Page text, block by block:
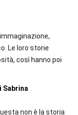
Le loro storie
così hanno poi
Sabrina
non è la storia